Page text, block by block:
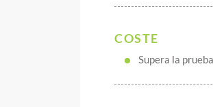
COSTE
Supera la